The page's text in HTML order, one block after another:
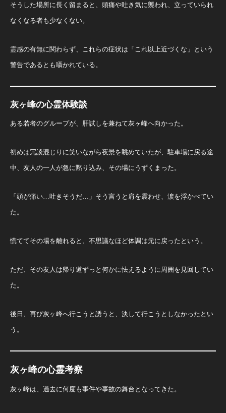
そうした場所に長く留まると、頭痛や吐き気に襲われ、立っていられ
なくなる者も少なくない。
霊感の有無に関わらず、これらの症状は「これ以上近づくな」という
警告であるとも囁かれている。
灰ヶ峰の心霊体験談
ある若者のグループが、肝試しを兼ねて灰ヶ峰へ向かった。
初めは冗談混じりに笑いながら夜景を眺めていたが、駐車場に戻る途
中、友人の一人が急に黙り込み、その場にうずくまった。
「頭が痛い…吐きそうだ…」そう言うと肩を震わせ、涙を浮かべてい
た。
慌ててその場を離れると、不思議なほど体調は元に戻ったという。
ただ、その友人は帰り道ずっと何かに怯えるように周囲を見回してい
た。
後日、再び灰ヶ峰へ行こうと誘うと、決して行こうとしなかったとい
う。
灰ヶ峰の心霊考察
灰ヶ峰は、過去に何度も事件や事故の舞台となってきた。